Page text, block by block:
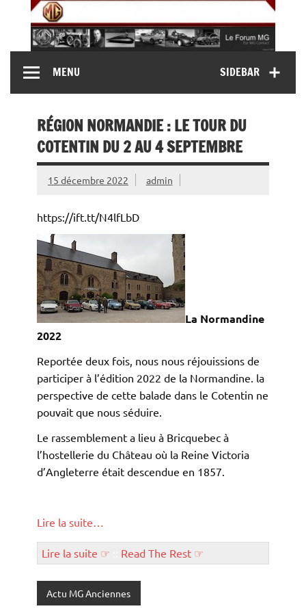
content
MG Contact
MG B, MG F, MG A, Midget…)SIDEBAR
MENU
RÉGION NORMANDIE : LE TOUR DU
COTENTIN DU 2 AU 4 SEPTEMBRE
15 décembre 2022 admin
https://ift.tt/N4lfLbD
La Normandine
2022
Reportée deux fois, nous nous réjouissions de
participer à l’édition 2022 de la Normandine. la
perspective de cette balade dans le Cotentin ne
pouvait que nous séduire.
Le rassemblement a lieu à Bricquebec à
l’hostellerie du Château où la Reine Victoria
d’Angleterre était descendue en 1857.
Lire la suite…
Lire la suite ☞ Read The Rest ☞
Actu MG Anciennes